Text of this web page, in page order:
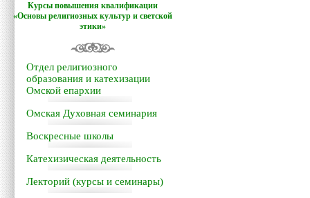
Курсы повышения квалификации
«Основы религиозных культур и светской
этики»
Отдел религиозного
образования и катехизации
Омской епархии
Омская Духовная семинария
Воскресные школы
Катехизическая деятельность
Лекторий (курсы и семинары)